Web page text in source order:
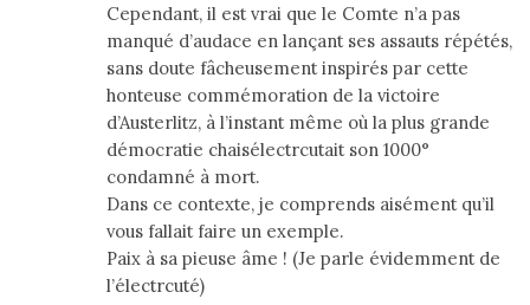
Cependant, il est vrai que le Comte n’a pas
manqué d’audace en lançant ses assauts répétés,
sans doute fâcheusement inspirés par cette
honteuse commémoration de la victoire
d’Austerlitz, à l’instant même où la plus grande
démocratie chaisélectrcutait son 1000°
condamné à mort.
Dans ce contexte, je comprends aisément qu’il
vous fallait faire un exemple.
Paix à sa pieuse âme ! (Je parle évidemment de
l’électrcuté)